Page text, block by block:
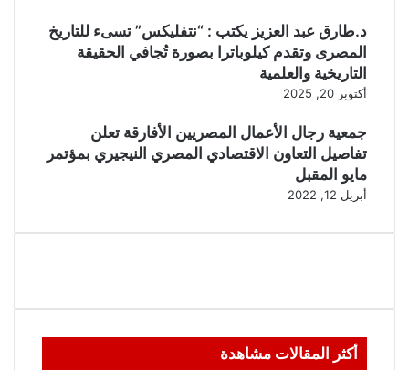
د.طارق عبد العزيز يكتب : “نتفليكس” تسىء للتاريخ
المصرى وتقدم كيلوباترا بصورة تُجافي الحقيقة
التاريخية والعلمية
أكتوبر 20, 2025
جمعية رجال الأعمال المصريين الأفارقة تعلن
تفاصيل التعاون الاقتصادي المصري النيجيري بمؤتمر
مايو المقبل
أبريل 12, 2022
أكثر المقالات مشاهدة